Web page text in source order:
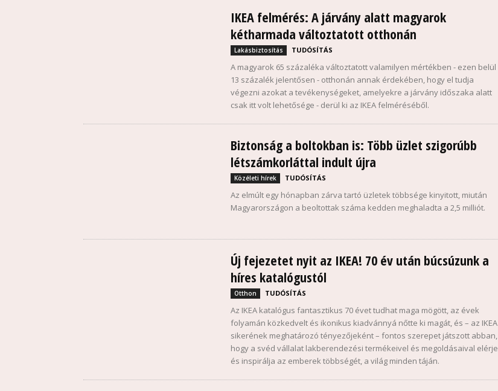
IKEA felmérés: A járvány alatt magyarok
kétharmada változtatott otthonán
Lakásbiztosítás TUDÓSÍTÁS
A magyarok 65 százaléka változtatott valamilyen mértékben - ezen belül
13 százalék jelentősen - otthonán annak érdekében, hogy el tudja
végezni azokat a tevékenységeket, amelyekre a járvány időszaka alatt
csak itt volt lehetősége - derül ki az IKEA felméréséből.
Biztonság a boltokban is: Több üzlet szigorúbb
létszámkorláttal indult újra
Közéleti hírek TUDÓSÍTÁS
Az elmúlt egy hónapban zárva tartó üzletek többsége kinyitott, miután
Magyarországon a beoltottak száma kedden meghaladta a 2,5 milliót.
Új fejezetet nyit az IKEA! 70 év után búcsúzunk a
híres katalógustól
Otthon TUDÓSÍTÁS
Az IKEA katalógus fantasztikus 70 évet tudhat maga mögött, az évek
folyamán közkedvelt és ikonikus kiadvánnyá nőtte ki magát, és – az IKEA
sikerének meghatározó tényezőjeként – fontos szerepet játszott abban,
hogy a svéd vállalat lakberendezési termékeivel és megoldásaival elérje
és inspirálja az emberek többségét, a világ minden táján.